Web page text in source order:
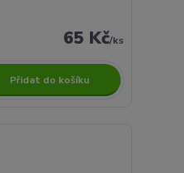
65 Kč/ks
Přidat do košíku